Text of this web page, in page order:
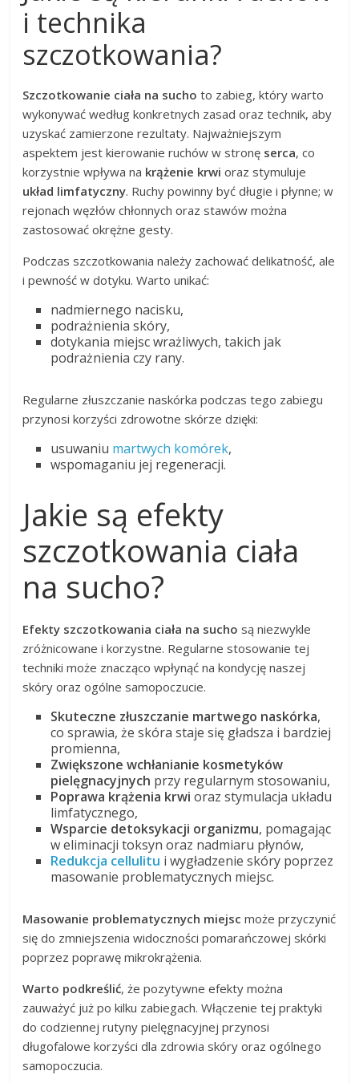
i technika
szczotkowania?
Szczotkowanie ciała na sucho to zabieg, który warto
wykonywać według konkretnych zasad oraz technik, aby
uzyskać zamierzone rezultaty. Najważniejszym
aspektem jest kierowanie ruchów w stronę serca, co
korzystnie wpływa na krążenie krwi oraz stymuluje
układ limfatyczny. Ruchy powinny być długie i płynne; w
rejonach węzłów chłonnych oraz stawów można
zastosować okrężne gesty.
Podczas szczotkowania należy zachować delikatność, ale
i pewność w dotyku. Warto unikać:
nadmiernego nacisku,
podrażnienia skóry,
dotykania miejsc wrażliwych, takich jak
podrażnienia czy rany.
Regularne złuszczanie naskórka podczas tego zabiegu
przynosi korzyści zdrowotne skórze dzięki:
usuwaniu martwych komórek,
wspomaganiu jej regeneracji.
Jakie są efekty
szczotkowania ciała
na sucho?
Efekty szczotkowania ciała na sucho są niezwykle
zróżnicowane i korzystne. Regularne stosowanie tej
techniki może znacząco wpłynąć na kondycję naszej
skóry oraz ogólne samopoczucie.
Skuteczne złuszczanie martwego naskórka,
co sprawia, że skóra staje się gładsza i bardziej
promienna,
Zwiększone wchłanianie kosmetyków
pielęgnacyjnych przy regularnym stosowaniu,
Poprawa krążenia krwi oraz stymulacja układu
limfatycznego,
Wsparcie detoksykacji organizmu, pomagając
w eliminacji toksyn oraz nadmiaru płynów,
Redukcja cellulitu i wygładzenie skóry poprzez
masowanie problematycznych miejsc.
Masowanie problematycznych miejsc może przyczynić
się do zmniejszenia widoczności pomarańczowej skórki
poprzez poprawę mikrokrążenia.
Warto podkreślić, że pozytywne efekty można
zauważyć już po kilku zabiegach. Włączenie tej praktyki
do codziennej rutyny pielęgnacyjnej przynosi
długofalowe korzyści dla zdrowia skóry oraz ogólnego
samopoczucia.